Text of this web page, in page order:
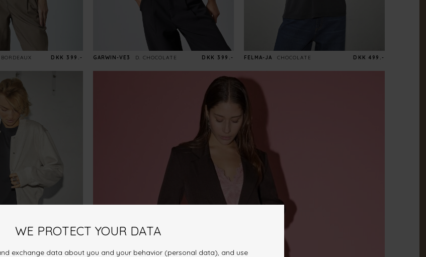
DKK 399.- GARWIN-VE3 D. CHOCOLATE DKK 399.- FELMA-JA CHOCOLATE DKK 499.-